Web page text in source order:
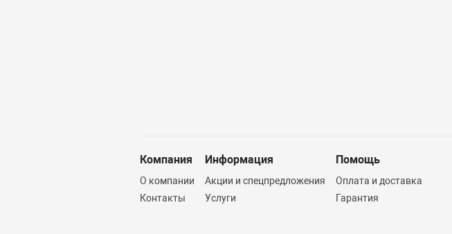
Компания
О компании
Контакты
Информация
Акции и спецпредложения
Услуги
Помощь
Оплата и доставка
Гарантия